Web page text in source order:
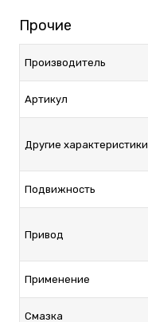
Прочие
Производитель
Артикул
Другие характеристики
Подвижность
Привод
Применение
Смазка